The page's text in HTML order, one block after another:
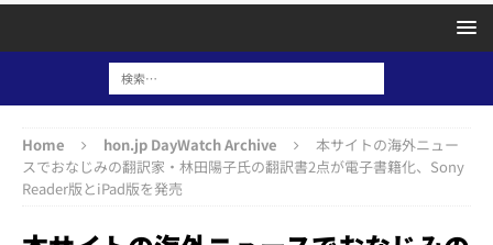
Home hon.jp DayWatch Archive
本サイトの海外ニュー
スでおなじみの翻訳家・林田陽子氏の翻訳書2点が電子書籍化、Sony
Reader版とiPad版を発売